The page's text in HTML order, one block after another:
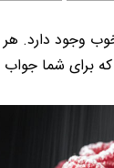
وجود دارد.
برای شما